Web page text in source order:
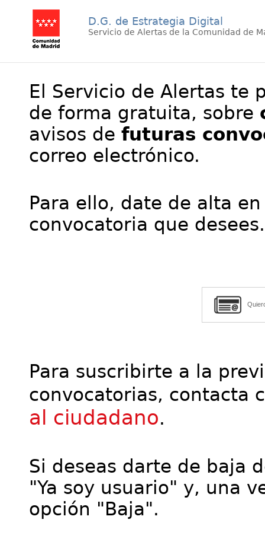
D.G. de Estrategia Digital
Servicio de Alertas de la Comunidad de
El Servicio de Alertas te
de forma gratuita, sobre
avisos de futuras
correo electrónico.
Para ello, date de alta
convocatoria que desees.
Para suscribirte a la
convocatorias, contacta
al ciudadano.
Si deseas darte de baja
"Ya soy usuario" y, una
opción "Baja".